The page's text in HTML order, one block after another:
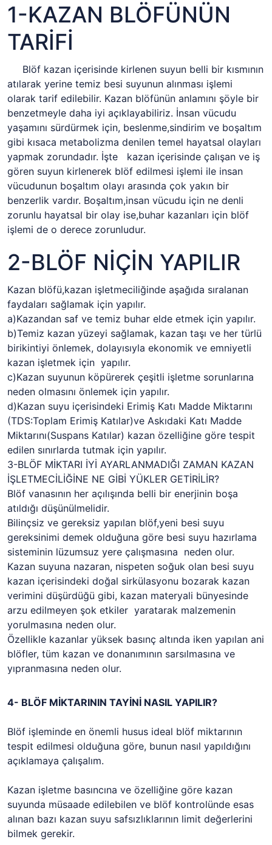
1-KAZAN BLÖFÜNÜN
TARİFİ
Blöf kazan içerisinde kirlenen suyun belli bir kısmının
atılarak yerine temiz besi suyunun alınması işlemi
olarak tarif edilebilir. Kazan blöfünün anlamını şöyle bir
benzetmeyle daha iyi açıklayabiliriz. İnsan vücudu
yaşamını sürdürmek için, beslenme,sindirim ve boşaltım
gibi kısaca metabolizma denilen temel hayatsal olayları
yapmak zorundadır. İşte kazan içerisinde çalışan ve iş
gören suyun kirlenerek blöf edilmesi işlemi ile insan
vücudunun boşaltım olayı arasında çok yakın bir
benzerlik vardır. Boşaltım,insan vücudu için ne denli
zorunlu hayatsal bir olay ise,buhar kazanları için blöf
işlemi de o derece zorunludur.
2-BLÖF NİÇİN YAPILIR
Kazan blöfü,kazan işletmeciliğinde aşağıda sıralanan
faydaları sağlamak için yapılır.
a)Kazandan saf ve temiz buhar elde etmek için yapılır.
b)Temiz kazan yüzeyi sağlamak, kazan taşı ve her türlü
birikintiyi önlemek, dolayısıyla ekonomik ve emniyetli
kazan işletmek için yapılır.
c)Kazan suyunun köpürerek çeşitli işletme sorunlarına
neden olmasını önlemek için yapılır.
d)Kazan suyu içerisindeki Erimiş Katı Madde Miktarını
(TDS:Toplam Erimiş Katılar)ve Askıdaki Katı Madde
Miktarını(Suspans Katılar) kazan özelliğine göre tespit
edilen sınırlarda tutmak için yapılır.
3-BLÖF MİKTARI İYİ AYARLANMADIĞI ZAMAN KAZAN
İŞLETMECİLİĞİNE NE GİBİ YÜKLER GETİRİLİR?
Blöf vanasının her açılışında belli bir enerjinin boşa
atıldığı düşünülmelidir.
Bilinçsiz ve gereksiz yapılan blöf,yeni besi suyu
gereksinimi demek olduğuna göre besi suyu hazırlama
sisteminin lüzumsuz yere çalışmasına neden olur.
Kazan suyuna nazaran, nispeten soğuk olan besi suyu
kazan içerisindeki doğal sirkülasyonu bozarak kazan
verimini düşürdüğü gibi, kazan materyali bünyesinde
arzu edilmeyen şok etkiler yaratarak malzemenin
yorulmasına neden olur.
Özellikle kazanlar yüksek basınç altında iken yapılan ani
blöfler, tüm kazan ve donanımının sarsılmasına ve
yıpranmasına neden olur.
4- BLÖF MİKTARININ TAYİNİ NASIL YAPILIR?
Blöf işleminde en önemli husus ideal blöf miktarının
tespit edilmesi olduğuna göre, bunun nasıl yapıldığını
açıklamaya çalışalım.
Kazan işletme basıncına ve özelliğine göre kazan
suyunda müsaade edilebilen ve blöf kontrolünde esas
alınan bazı kazan suyu safsızlıklarının limit değerlerini
bilmek gerekir.